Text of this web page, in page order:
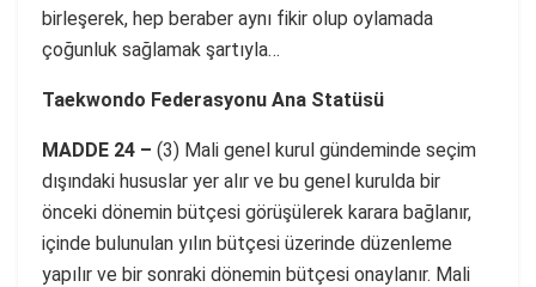
birleşerek, hep beraber aynı fikir olup oylamada
çoğunluk sağlamak şartıyla…
Taekwondo Federasyonu Ana Statüsü
MADDE 24 – (3) Mali genel kurul gündeminde seçim
dışındaki hususlar yer alır ve bu genel kurulda bir
önceki dönemin bütçesi görüşülerek karara bağlanır,
içinde bulunulan yılın bütçesi üzerinde düzenleme
yapılır ve bir sonraki dönemin bütçesi onaylanır. Mali